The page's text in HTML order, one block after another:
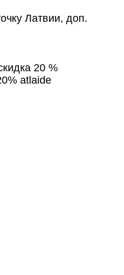
Латвии, доп.
20 %
atlaide